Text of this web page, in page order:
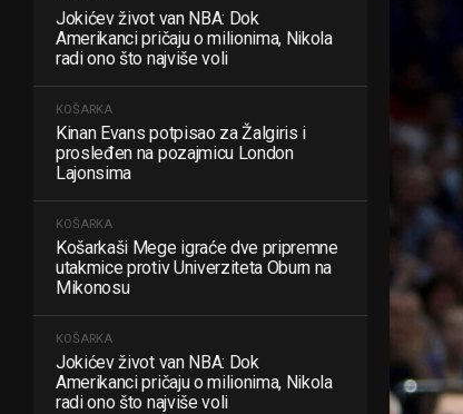
Jokićev život van NBA: Dok
Amerikanci pričaju o milionima, Nikola
radi ono što najviše voli
KOŠARKA
Kinan Evans potpisao za Žalgiris i
prosleđen na pozajmicu London
Lajonsima
KOŠARKA
Košarkaši Mege igraće dve pripremne
utakmice protiv Univerziteta Oburn na
Mikonosu
KOŠARKA
Jokićev život van NBA: Dok
Amerikanci pričaju o milionima, Nikola
radi ono što najviše voli